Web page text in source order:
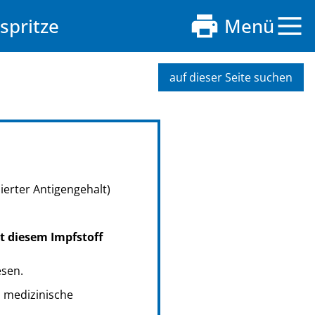
Menü
auf dieser Seite suchen
Antigengehalt)
diesem Impfstoff
medizinische